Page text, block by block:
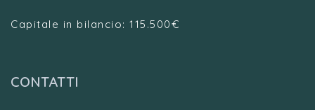
Capitale in bilancio: 115.500€
CONTATTI